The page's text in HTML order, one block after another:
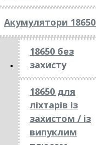
Акумулятори 18650
18650 без
захисту
18650 для
ліхтарів із
захистом / із
випуклим